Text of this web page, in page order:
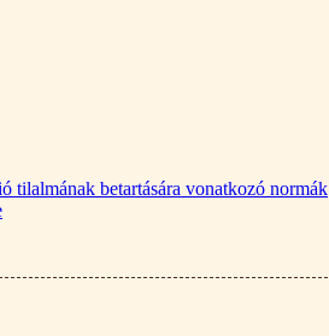
tilalmának betartására vonatkozó normák